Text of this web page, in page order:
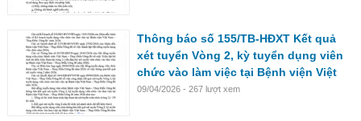
Thông báo số 155/TB-HĐXT Kết quả
xét tuyển Vòng 2, kỳ tuyển dụng viên
chức vào làm việc tại Bệnh viện Việt
Nam - Thụy Điển Uông Bí năm 2026
09/04/2026 - 267 lượt xem